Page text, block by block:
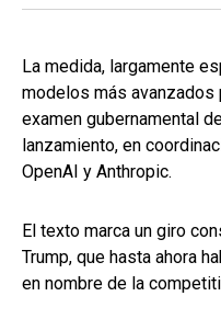
La medida, largamente
modelos más
examen gubernamental
lanzamiento, en
OpenAI y Anthropic.
El texto marca un giro
Trump, que hasta ahora
en nombre de la